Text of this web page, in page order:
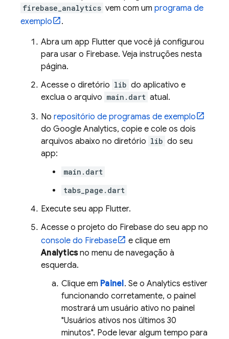
firebase_analytics vem com um programa de
exemplo
.
Abra um app Flutter que você já configurou
para usar o Firebase. Veja instruções nesta
página.
Acesse o diretório lib do aplicativo e
exclua o arquivo main.dart atual.
No repositório de programas de exemplo
do Google Analytics, copie e cole os dois
arquivos abaixo no diretório lib do seu
app:
main.dart
tabs_page.dart
Execute seu app Flutter.
Acesse o projeto do Firebase do seu app no
console do Firebase
e clique em
Analyticsno menu de navegação à
esquerda.
Clique em Painel. Se o Analytics estiver
funcionando corretamente, o painel
mostrará um usuário ativo no painel
"Usuários ativos nos últimos 30
minutos". Pode levar algum tempo para